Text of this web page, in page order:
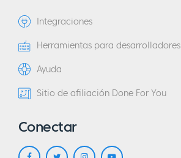
Integraciones
Herramientas para desarrolladores
Ayuda
Sitio de afiliación Done For You
Conectar